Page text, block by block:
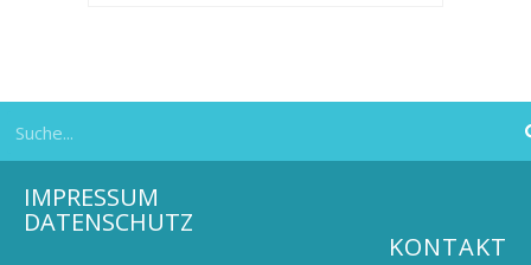
IMPRESSUM
DATENSCHUTZ
KONTAKT